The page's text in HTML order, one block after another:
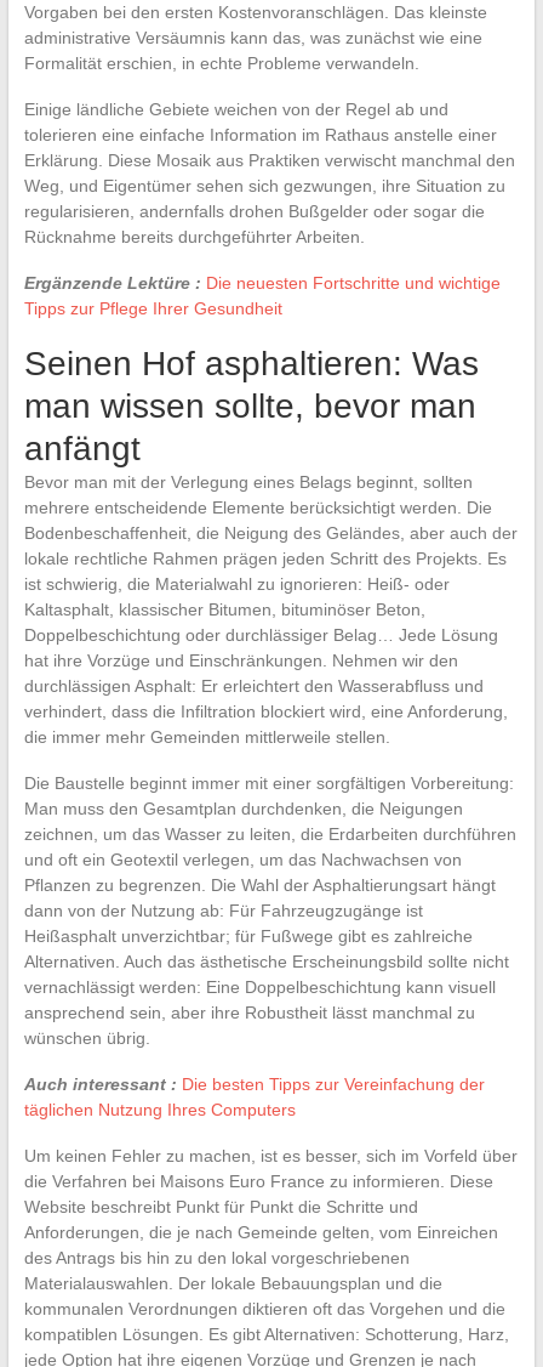
Vorgaben bei den ersten Kostenvoranschlägen. Das kleinste
administrative Versäumnis kann das, was zunächst wie eine
Formalität erschien, in echte Probleme verwandeln.
Einige ländliche Gebiete weichen von der Regel ab und
tolerieren eine einfache Information im Rathaus anstelle einer
Erklärung. Diese Mosaik aus Praktiken verwischt manchmal den
Weg, und Eigentümer sehen sich gezwungen, ihre Situation zu
regularisieren, andernfalls drohen Bußgelder oder sogar die
Rücknahme bereits durchgeführter Arbeiten.
Ergänzende Lektüre : Die neuesten Fortschritte und wichtige
Tipps zur Pflege Ihrer Gesundheit
Seinen Hof asphaltieren: Was
man wissen sollte, bevor man
anfängt
Bevor man mit der Verlegung eines Belags beginnt, sollten
mehrere entscheidende Elemente berücksichtigt werden. Die
Bodenbeschaffenheit, die Neigung des Geländes, aber auch der
lokale rechtliche Rahmen prägen jeden Schritt des Projekts. Es
ist schwierig, die Materialwahl zu ignorieren: Heiß- oder
Kaltasphalt, klassischer Bitumen, bituminöser Beton,
Doppelbeschichtung oder durchlässiger Belag… Jede Lösung
hat ihre Vorzüge und Einschränkungen. Nehmen wir den
durchlässigen Asphalt: Er erleichtert den Wasserabfluss und
verhindert, dass die Infiltration blockiert wird, eine Anforderung,
die immer mehr Gemeinden mittlerweile stellen.
Die Baustelle beginnt immer mit einer sorgfältigen Vorbereitung:
Man muss den Gesamtplan durchdenken, die Neigungen
zeichnen, um das Wasser zu leiten, die Erdarbeiten durchführen
und oft ein Geotextil verlegen, um das Nachwachsen von
Pflanzen zu begrenzen. Die Wahl der Asphaltierungsart hängt
dann von der Nutzung ab: Für Fahrzeugzugänge ist
Heißasphalt unverzichtbar; für Fußwege gibt es zahlreiche
Alternativen. Auch das ästhetische Erscheinungsbild sollte nicht
vernachlässigt werden: Eine Doppelbeschichtung kann visuell
ansprechend sein, aber ihre Robustheit lässt manchmal zu
wünschen übrig.
Auch interessant : Die besten Tipps zur Vereinfachung der
täglichen Nutzung Ihres Computers
Um keinen Fehler zu machen, ist es besser, sich im Vorfeld über
die Verfahren bei Maisons Euro France zu informieren. Diese
Website beschreibt Punkt für Punkt die Schritte und
Anforderungen, die je nach Gemeinde gelten, vom Einreichen
des Antrags bis hin zu den lokal vorgeschriebenen
Materialauswahlen. Der lokale Bebauungsplan und die
kommunalen Verordnungen diktieren oft das Vorgehen und die
kompatiblen Lösungen. Es gibt Alternativen: Schotterung, Harz,
jede Option hat ihre eigenen Vorzüge und Grenzen je nach